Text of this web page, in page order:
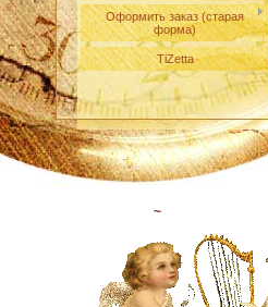
Оформить заказ (старая
форма)
TiZetta
~